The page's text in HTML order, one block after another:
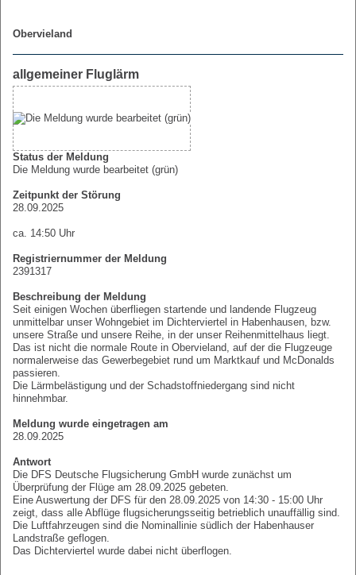
Obervieland
allgemeiner Fluglärm
Status der Meldung
Die Meldung wurde bearbeitet (grün)
Zeitpunkt der Störung
28.09.2025
ca. 14:50 Uhr
Registriernummer der Meldung
2391317
Beschreibung der Meldung
Seit einigen Wochen überfliegen startende und landende Flugzeug
unmittelbar unser Wohngebiet im Dichterviertel in Habenhausen, bzw.
unsere Straße und unsere Reihe, in der unser Reihenmittelhaus liegt.
Das ist nicht die normale Route in Obervieland, auf der die Flugzeuge
normalerweise das Gewerbegebiet rund um Marktkauf und McDonalds
passieren.
Die Lärmbelästigung und der Schadstoffniedergang sind nicht
hinnehmbar.
Meldung wurde eingetragen am
28.09.2025
Antwort
Die DFS Deutsche Flugsicherung GmbH wurde zunächst um
Überprüfung der Flüge am 28.09.2025 gebeten.
Eine Auswertung der DFS für den 28.09.2025 von 14:30 - 15:00 Uhr
zeigt, dass alle Abflüge flugsicherungsseitig betrieblich unauffällig sind.
Die Luftfahrzeugen sind die Nominallinie südlich der Habenhauser
Landstraße geflogen.
Das Dichterviertel wurde dabei nicht überflogen.